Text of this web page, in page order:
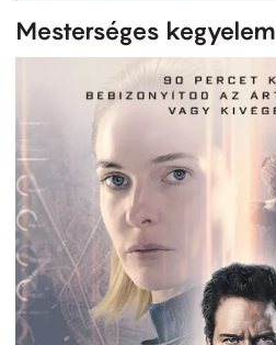
Mesterséges kegyelem